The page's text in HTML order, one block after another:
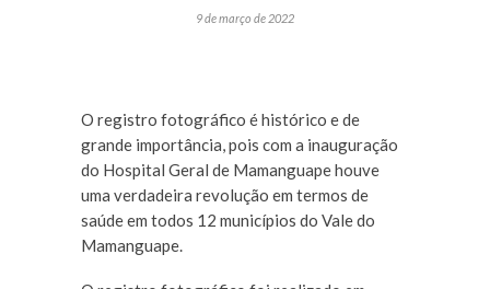
9 de março de 2022
O registro fotográfico é histórico e de
grande importância, pois com a inauguração
do Hospital Geral de Mamanguape houve
uma verdadeira revolução em termos de
saúde em todos 12 municípios do Vale do
Mamanguape.